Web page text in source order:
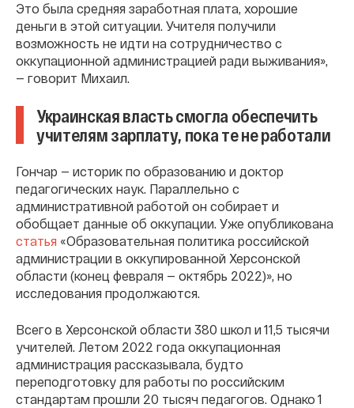
Это была средняя заработная плата, хорошие
деньги в этой ситуации. Учителя получили
возможность не идти на сотрудничество с
оккупационной администрацией ради выживания»,
— говорит Михаил.
Украинская власть смогла обеспечить
учителям зарплату, пока те не работали
Гончар — историк по образованию и доктор
педагогических наук. Параллельно с
административной работой он собирает и
обобщает данные об оккупации. Уже опубликована
статья «Образовательная политика российской
администрации в оккупированной Херсонской
области (конец февраля — октябрь 2022)», но
исследования продолжаются.
Всего в Херсонской области 380 школ и 11,5 тысячи
учителей. Летом 2022 года оккупационная
администрация рассказывала, будто
переподготовку для работы по российским
стандартам прошли 20 тысяч педагогов. Однако 1